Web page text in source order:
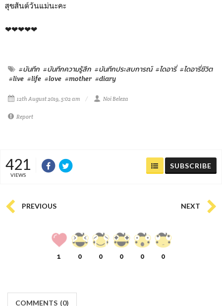
สุขสันต์วันแม่นะคะ
❤❤❤❤❤
#บันทึก #บันทึกความรู้สึก #บันทึกประสบการณ์ #ไดอารี่ #ไดอารี่ชีวิต
#live #life #love #mother #diary
12th August 2019, 5:02 am Noi Beleza
Report
421
VIEWS
SUBSCRIBE
PREVIOUS NEXT
1 0 0 0 0 0
COMMENTS (0)